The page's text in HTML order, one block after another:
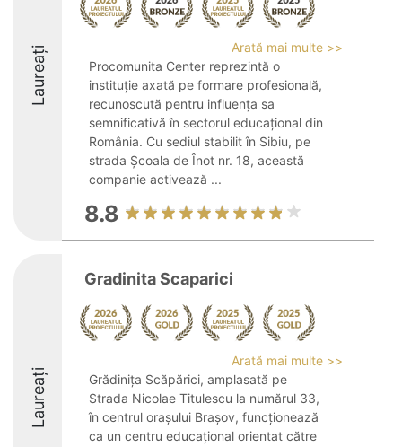
Laureați
Arată mai multe >>
Procomunita Center reprezintă o
instituție axată pe formare profesională,
recunoscută pentru influența sa
semnificativă în sectorul educațional din
România. Cu sediul stabilit în Sibiu, pe
strada Școala de Înot nr. 18, această
companie activează ...
8.8
Laureați
Gradinita Scaparici
Arată mai multe >>
Grădinița Scăpărici, amplasată pe
Strada Nicolae Titulescu la numărul 33,
în centrul orașului Brașov, funcționează
ca un centru educațional orientat către